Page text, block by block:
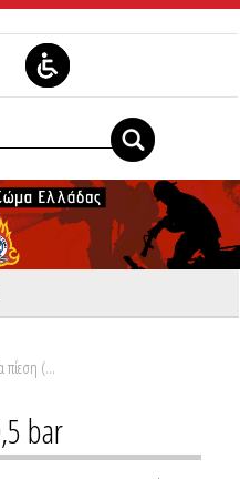
Για πίεση (P) = 0,5 bar
bar